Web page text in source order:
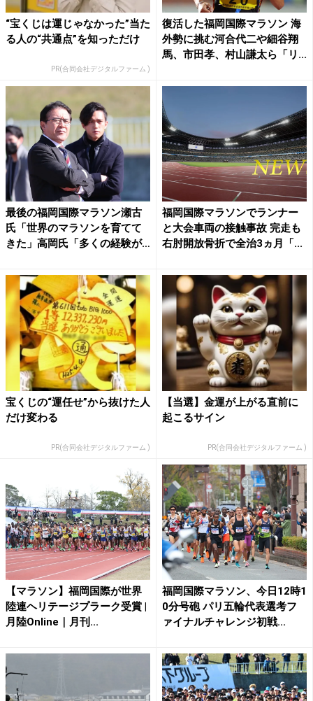
“宝くじは運じゃなかった”当た
る人の“共通点”を知っただけ
PR(合同会社デジタルファーム )
復活した福岡国際マラソン 海
外勢に挑む河合代二や細谷翔
馬、市田孝、村山謙太ら「リ...
最後の福岡国際マラソン瀬古
氏「世界のマラソンを育てて
きた」高岡氏「多くの経験が
福岡国際マラソンでランナー
と大会車両の接触事故 完走も
右肘開放骨折で全治3ヵ月「...
宝くじの“運任せ”から抜けた人
だけ変わる
PR(合同会社デジタルファーム )
【当選】金運が上がる直前に
起こるサイン
PR(合同会社デジタルファーム )
【マラソン】福岡国際が世界
陸連ヘリテージプラーク受賞 |
月陸Online｜月刊...
福岡国際マラソン、今日12時1
0分号砲 パリ五輪代表選考フ
ァイナルチャレンジ初戦...